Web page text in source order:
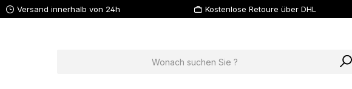
Versand innerhalb von 24h Kostenlose Retoure über DHL